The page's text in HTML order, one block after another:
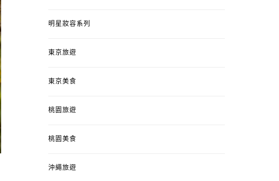
明星妝容系列
東京旅遊
東京美食
桃園旅遊
桃園美食
沖繩旅遊